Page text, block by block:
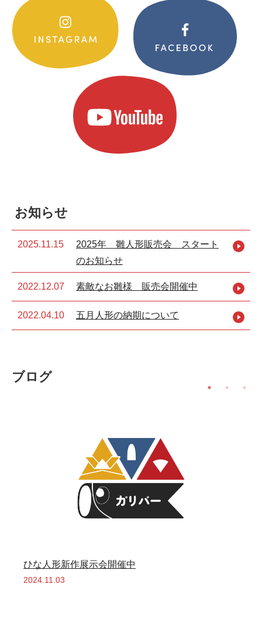
お知らせ
2025.11.15
2025年 雛人形販売会 スタート
のお知らせ
2022.12.07 素敵なお雛様 販売会開催中
2022.04.10 五月人形の納期について
ブログ
ひな人形新作展示会開催中
2024.11.03